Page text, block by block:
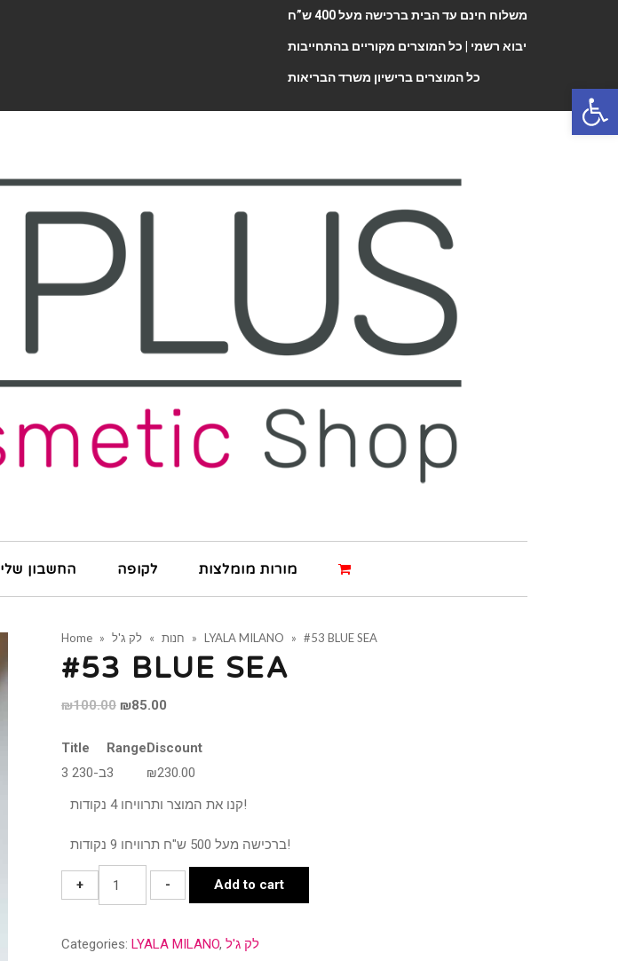
משלוח חינם עד הבית ברכישה מעל 400 ש”ח
יבוא רשמי | כל המוצרים מקוריים בהתחייבות
כל המוצרים ברישיון משרד הבריאות
החשבון שלי לקופה מורות מומלצות
Home » חנות » לק ג'ל » LYALA MILANO » #53 BLUE SEA
#53 BLUE SEA
₪100.00 Original
was:
₪100.00.
₪85.00
is:
₪85.00.
Title Range Discount
3 ב-2303 ₪230.00
קנו את המוצר ותרוויחו 4 נקודות!
ברכישה מעל 500 ש"ח תרוויחו 9 נקודות!
+
#53
BLUE
quantity
- Add to cart
Categories: LYALA MILANO, לק ג'ל